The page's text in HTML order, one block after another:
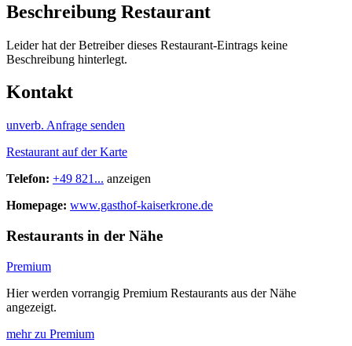
Beschreibung Restaurant
Leider hat der Betreiber dieses Restaurant-Eintrags keine
Beschreibung hinterlegt.
Kontakt
unverb. Anfrage senden
Restaurant auf der Karte
Telefon: +49 821... anzeigen
Homepage: www.gasthof-kaiserkrone.de
Restaurants in der Nähe
Premium
Hier werden vorrangig Premium Restaurants aus der Nähe
angezeigt.
mehr zu Premium